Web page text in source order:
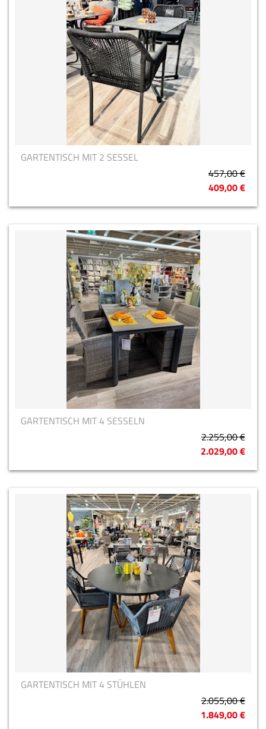
GARTENTISCH MIT 2 SESSEL
457,00 €
409,00 €
GARTENTISCH MIT 4 SESSELN
2.255,00 €
2.029,00 €
GARTENTISCH MIT 4 STÜHLEN
2.055,00 €
1.849,00 €